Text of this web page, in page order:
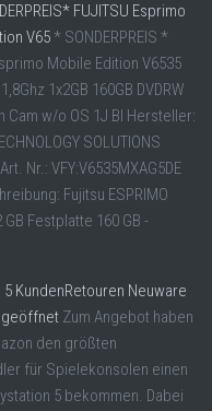
FUJITSU Esprimo
V65 * SONDERPREIS *
Mobile Edition V6535
1x2GB 160GB DVDRW
Cam w/o OS 1J BI Hersteller:
SOLUTIONS
Nr.: VFY:V6535MXAG5DE
Fujitsu ESPRIMO
GB Festplatte 160 GB -
5 KundenRetouren Neuware
geöffnet Zum Angebot haben
den größten
für Spielekonsolen einen
5 bekommen. Dabei